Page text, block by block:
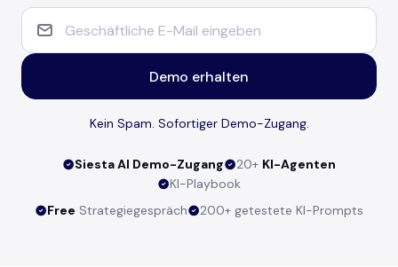
Demo erhalten
Kein Spam. Sofortiger Demo-Zugang.
Siesta AI Demo-Zugang 20+ KI-Agenten
KI-Playbook
Free Strategiegespräch 200+ getestete KI-Prompts